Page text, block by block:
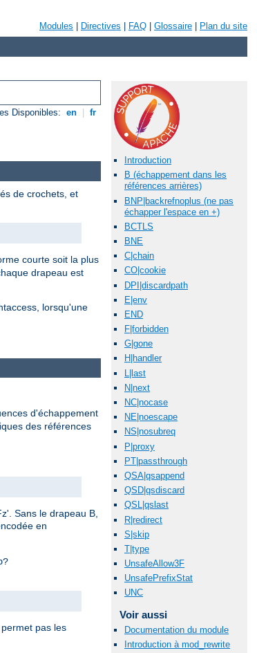
Modules Directives FAQ Glossaire Plan du site
Disponibles: en fr
Introduction
B (échappement dans les
références arrières)
BNP|backrefnoplus (ne pas
échapper l'espace en +)
BCTLS
BNE
C|chain
CO|cookie
DPI|discardpath
E|env
END
F|forbidden
G|gone
H|handler
L|last
N|next
NC|nocase
NE|noescape
NS|nosubreq
P|proxy
PT|passthrough
QSA|qsappend
QSD|qsdiscard
QSL|qslast
R|redirect
S|skip
T|type
UnsafeAllow3F
UnsafePrefixStat
UNC
Voir aussi
Documentation du module
Introduction à mod_rewrite
de crochets, et
courte soit la plus
drapeau est
lorsqu'une
d'échappement
des références
Sans le drapeau B,
en
pas les